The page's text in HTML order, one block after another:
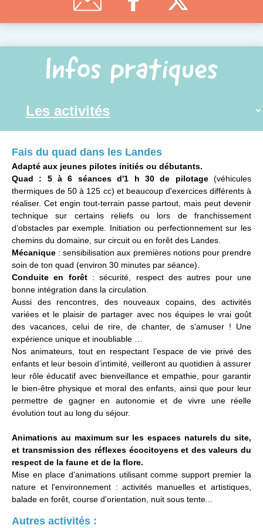
Infos pratiques
Fais du quad dans les Landes
Adapté aux jeunes pilotes initiés ou débutants.
Quad : 5 à 6 séances d'1 h 30 de pilotage(véhicules
thermiques de 50 à 125 cc) et beaucoup d'exercices différents à
réaliser. Cet engin tout-terrain passe partout, mais peut devenir
technique sur certains reliefs ou lors de franchissement
d’obstacles par exemple. Initiation ou perfectionnement sur les
chemins du domaine, sur circuit ou en forêt des Landes.
Mécanique : sensibilisation aux premières notions pour prendre
soin de ton quad (environ 30 minutes par séance).
Conduite en forêt : sécurité, respect des autres pour une
bonne intégration dans la circulation.
Aussi des rencontres, des nouveaux copains, des activités
variées et le plaisir de partager avec nos équipes le vrai goût
des vacances, celui de rire, de chanter, de s’amuser ! Une
expérience unique et inoubliable …
Nos animateurs, tout en respectant l’espace de vie privé des
enfants et leur besoin d’intimité, veilleront au quotidien à assurer
leur rôle éducatif avec bienveillance et empathie, pour garantir
le bien-être physique et moral des enfants, ainsi que pour leur
permettre de gagner en autonomie et de vivre une réelle
évolution tout au long du séjour.
Animations au maximum sur les espaces naturels du site,
et transmission des réflexes écocitoyens et des valeurs du
respect de la faune et de la flore.
Mise en place d'animations utilisant comme support premier la
nature et l'environnement : activités manuelles et artistiques,
balade en forêt, course d'orientation, nuit sous tente...
Autres activités :